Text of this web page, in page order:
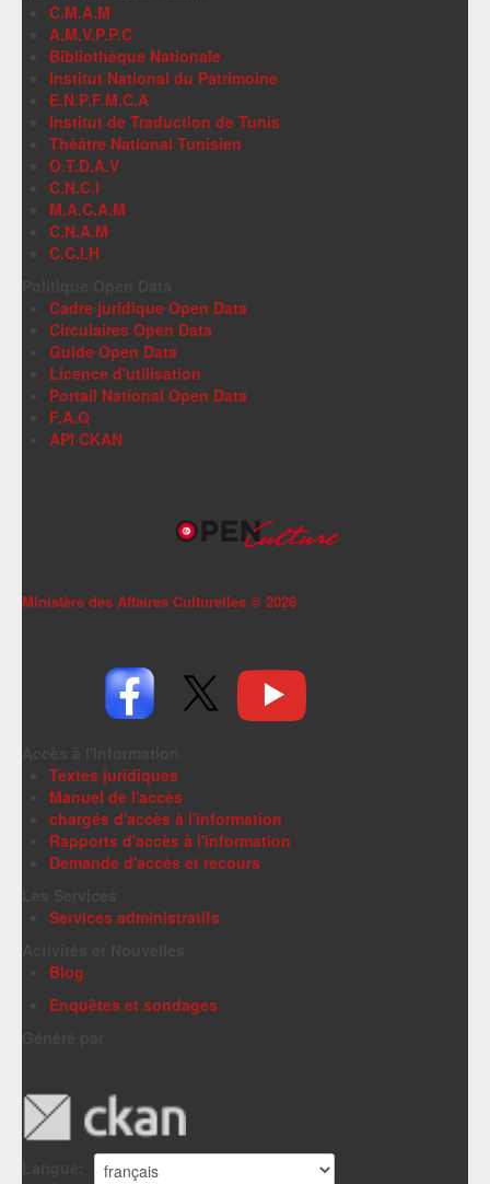
C.M.A.M
A.M.V.P.P.C
Bibliothèque Nationale
Institut National du Patrimoine
E.N.P.F.M.C.A
Institut de Traduction de Tunis
Théâtre National Tunisien
O.T.D.A.V
C.N.C.I
M.A.C.A.M
C.N.A.M
C.C.I.H
Cadre juridique Open Data
Circulaires Open Data
Guide Open Data
Licence d'utilisation
Portail National Open Data
F.A.Q
API CKAN
Ministère des Affaires Culturelles © 2026
Textes juridiques
Manuel de l'accès
chargés d'accès à l'information
Rapports d'accès à l'information
Demande d'accès et recours
Services administratifs
Blog
Enquêtes et sondages